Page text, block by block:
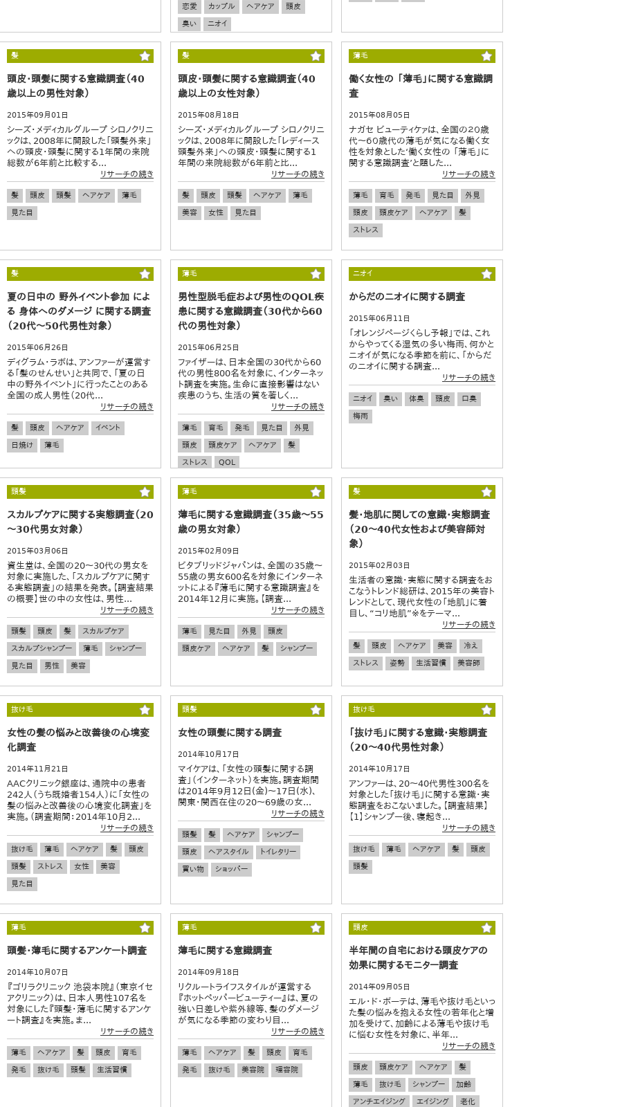
恋愛 カップル ヘアケア
頭皮
臭い
ニオイ
髪
頭皮・頭髪に関する意識調査（40
歳以上の男性対象）
2015年09月01日
シーズ・メディカルグループ シロノクリニ
ックは、2008年に開設した「頭髪外来」
への頭皮・頭髪に関する1年間の来院
総数が6年前と比較する...
リサーチの続き
髪 頭皮 頭髪 ヘアケア
薄毛
見た目
髪
頭皮・頭髪に関する意識調査（40
歳以上の女性対象）
2015年08月18日
シーズ・メディカルグループ シロノクリニ
ックは、2008年に開設した「レディース
頭髪外来」への頭皮・頭髪に関する1
年間の来院総数が6年前と比...
リサーチの続き
髪 頭皮 頭髪 ヘアケア
薄毛
美容
女性 見た目
薄毛
働く女性の 「薄毛」に関する意識調
査
2015年08月05日
ナガセ ビューティケァは、全国の２０歳
代～６０歳代の薄毛が気になる働く女
性を対象とした‘働く女性の 「薄毛」に
関する意識調査’と題した...
リサーチの続き
薄毛 育毛 発毛 見た目
外見
頭皮
頭皮ケア ヘアケア
髪
ストレス
髪
夏の日中の 野外イベント参加 によ
る 身体へのダメージ に関する調査
（20代～50代男性対象）
2015年06月26日
ディグラム・ラボは、アンファーが運営す
る「髪のせんせい」と共同で、「夏の日
中の野外イベント」に行ったことのある
全国の成人男性（20代...
リサーチの続き
髪 頭皮 ヘアケア
イベント
日焼け
薄毛
薄毛
男性型脱毛症および男性のQOL疾
患に関する意識調査（30代から60
代の男性対象）
2015年06月25日
ファイザーは、日本全国の30代から60
代の男性800名を対象に、インターネッ
ト調査を実施。生命に直接影響はない
疾患のうち、生活の質を著しく...
リサーチの続き
薄毛 育毛 発毛 見た目
外見
頭皮
頭皮ケア ヘアケア
髪
ストレス
QOL
ニオイ
からだのニオイに関する調査
2015年06月11日
「オレンジページくらし予報」では、これ
からやってくる湿気の多い梅雨、何かと
ニオイが気になる季節を前に、「からだ
のニオイに関する調査...
リサーチの続き
ニオイ 臭い 体臭 頭皮
口臭
梅雨
頭髪
スカルプケアに関する実態調査（20
～30代男女対象）
2015年03月06日
資生堂は、全国の20～30代の男女を
対象に実施した、「スカルプケアに関す
る実態調査」の結果を発表。【調査結果
の概要】世の中の女性は、男性...
リサーチの続き
頭髪 頭皮 髪
スカルプケア
スカルプシャンプー
薄毛
シャンプー
見た目
男性 美容
薄毛
薄毛に関する意識調査（35歳～55
歳の男女対象）
2015年02月09日
ビタブリッドジャパンは、全国の35歳～
55歳の男女600名を対象にインターネ
ットによる『薄毛に関する意識調査』を
2014年12月に実施。【調査...
リサーチの続き
薄毛 見た目 外見
頭皮
頭皮ケア
ヘアケア 髪 シャンプー
髪
髪・地肌に関しての意識・実態調査
（20～40代女性および美容師対
象）
2015年02月03日
生活者の意識・実態に関する調査をお
こなうトレンド総研は、2015年の美容ト
レンドとして、現代女性の「地肌」に着
目し、“コリ地肌”※をテーマ...
リサーチの続き
髪 頭皮 ヘアケア 美容
冷え
ストレス
姿勢 生活習慣 美容師
抜け毛
女性の髪の悩みと改善後の心境変
化調査
2014年11月21日
AACクリニック銀座は、通院中の患者
242人（うち既婚者154人）に「女性の
髪の悩みと改善後の心境変化調査」を
実施。（調査期間：2014年10月2...
リサーチの続き
抜け毛 薄毛 ヘアケア 髪
頭皮
頭髪
ストレス 女性
美容
見た目
頭髪
女性の頭髪に関する調査
2014年10月17日
マイケアは、「女性の頭髪に関する調
査」（インターネット）を実施。調査期間
は2014年9月12日(金)～17日(水)、
関東・関西在住の20～69歳の女...
リサーチの続き
頭髪 髪 ヘアケア
シャンプー
頭皮
ヘアスタイル
トイレタリー
買い物
ショッパー
抜け毛
「抜け毛」に関する意識・実態調査
（20～40代男性対象）
2014年10月17日
アンファーは、20～40代男性300名を
対象とした「抜け毛」に関する意識・実
態調査をおこないました。【調査結果】
【1】シャンプー後、寝起き...
リサーチの続き
抜け毛 薄毛 ヘアケア 髪
頭皮
頭髪
薄毛
頭髪・薄毛に関するアンケート調査
2014年10月07日
『ゴリラクリニック 池袋本院』（東京イセ
アクリニック）は、日本人男性107名を
対象にした『頭髪・薄毛に関するアンケ
ート調査』を実施。ま...
リサーチの続き
薄毛 ヘアケア 髪 頭皮
育毛
発毛
抜け毛 頭髪 生活習慣
薄毛
薄毛に関する意識調査
2014年09月18日
リクルートライフスタイルが運営する
『ホットペッパービューティー』は、夏の
強い日差しや紫外線等、髪のダメージ
が気になる季節の変わり目...
リサーチの続き
薄毛 ヘアケア 髪 頭皮
育毛
発毛
抜け毛 美容院 理容院
頭皮
半年間の自宅における頭皮ケアの
効果に関するモニター調査
2014年09月05日
エル・ド・ボーテは、薄毛や抜け毛といっ
た髪の悩みを抱える女性の若年化と増
加を受けて、加齢による薄毛や抜け毛
に悩む女性を対象に、半年...
リサーチの続き
頭皮 頭皮ケア ヘアケア
髪
薄毛
抜け毛 シャンプー
加齢
アンチエイジング
エイジング 老化